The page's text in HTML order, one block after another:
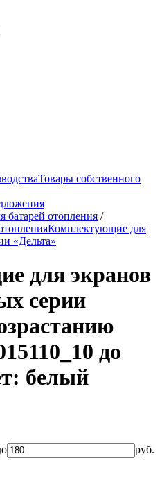
Товары собственного
батарей отопления /
Комплектующие для
«Дельта»
для экранов
серии
до
белый
руб.